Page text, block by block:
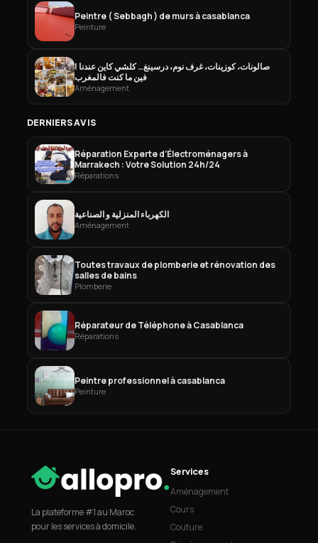
Peintre ( Sebbagh ) de murs à casablanca
Peinture
صالونات، كوزينات، غرف نوم، درسينغ… كلشي كاين عندنا !
فين ما كنت فالمغرب
Aménagement
DERNIERS AVIS
Réparation Experte d’Électroménagers à
Marrakech : Votre Solution 24h/24
Réparations
الكهرباء المنزلية و الصناعية
Aménagement
Toutes travaux de plomberie et rénovation des
salles de bains
Plomberie
Réparateur de Téléphone à Casablanca
Réparations
Peintre professionnel à casablanca
Peinture
La plateforme #1 au Maroc
pour les services à domicile.
Services
Aménagement
Cours
Couture